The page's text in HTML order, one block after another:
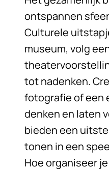
ontspannen
Culturele
museum, volg
tot nadenken.
fotografie of een
denken en laten
bieden een
tonen in een
Hoe organiseer